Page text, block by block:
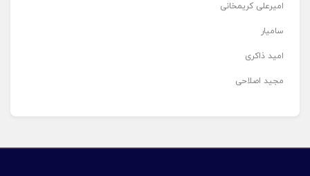
امیرعلی کریمخانی
سامیار
امید ذاکری
مجید اصلاحی